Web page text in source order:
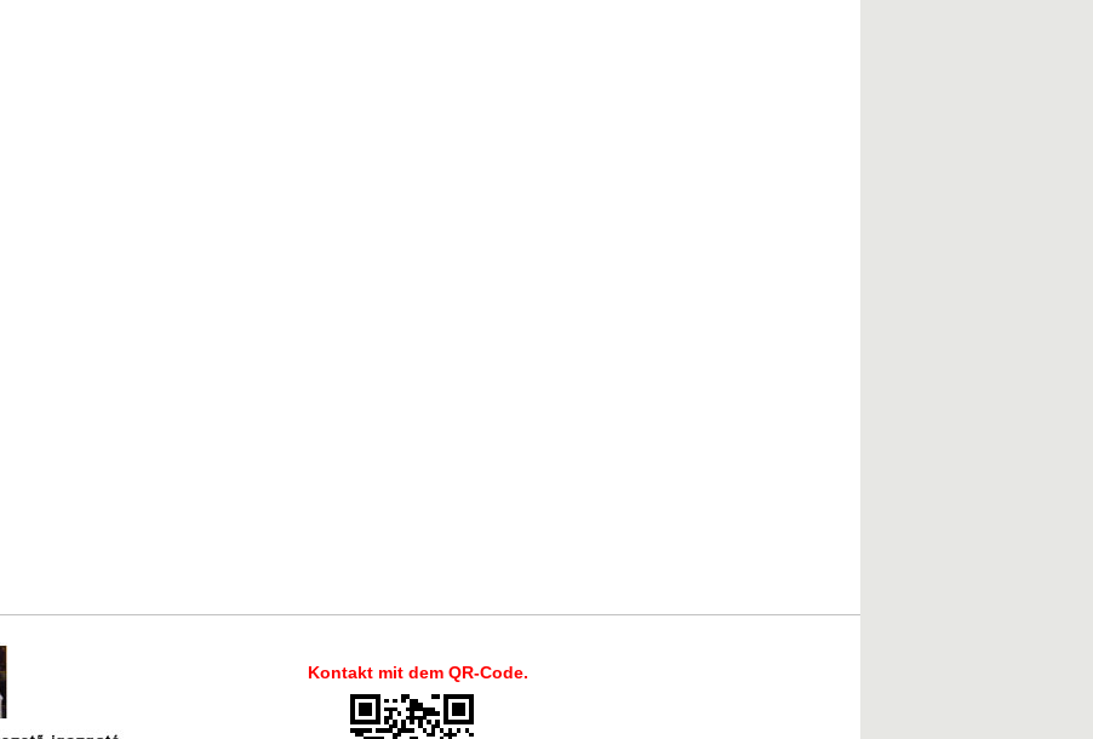
Kontakt mit dem QR-Code.